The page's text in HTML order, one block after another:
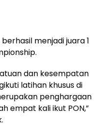
menjadi juara 1
dan kesempatan
latihan khusus di
penghargaan
empat kali ikut PON,”